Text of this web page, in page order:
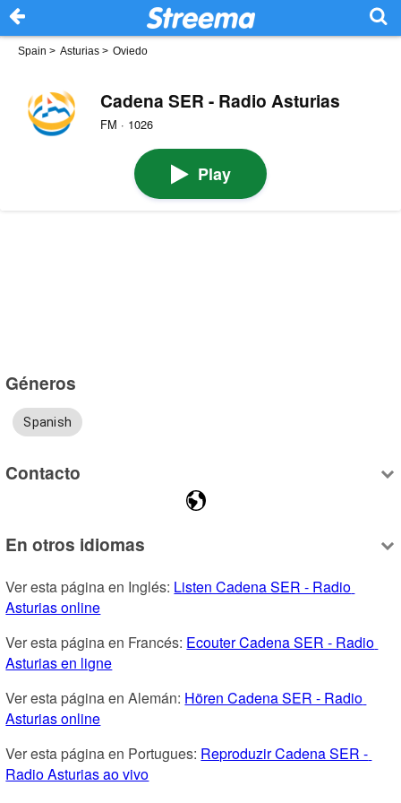
Spain > Asturias > Oviedo
Cadena SER - Radio Asturias
FM · 1026
Play
Géneros
Spanish
Contacto
En otros idiomas
Ver esta página en Inglés: Listen Cadena SER - Radio
Asturias online
Ver esta página en Francés: Ecouter Cadena SER - Radio
Asturias en ligne
Ver esta página en Alemán: Hören Cadena SER - Radio
Asturias online
Ver esta página en Portugues: Reproduzir Cadena SER -
Radio Asturias ao vivo